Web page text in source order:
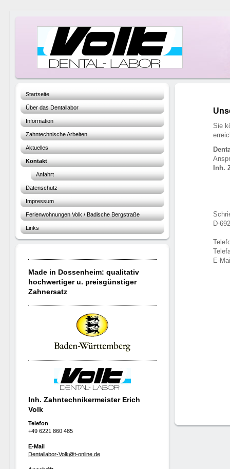
Startseite
Über das Dentallabor
Information
Zahntechnische Arbeiten
Aktuelles
Kontakt
Anfahrt
Datenschutz
Impressum
Ferienwohnungen Volk / Badische Bergstraße
Links
Made in Dossenheim: qualitativ
hochwertiger u. preisgünstiger
Zahnersatz
Inh. Zahntechnikermeister Erich
Volk
Telefon
+49 6221 860 485
E-Mail
Dentallabor-Volk@t-online.de
Sie
Inh.
D-
E-